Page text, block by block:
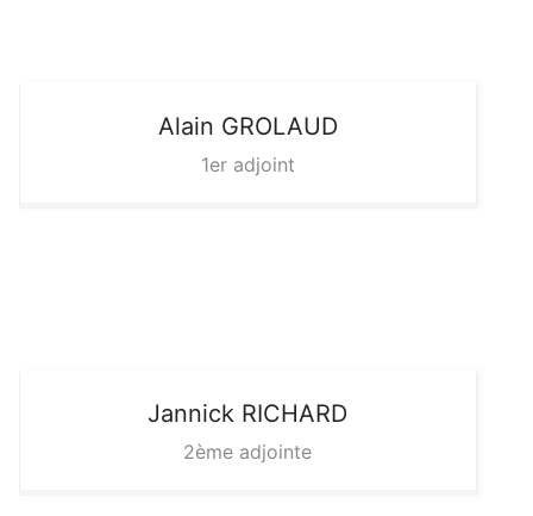
Alain GROLAUD
1er adjoint
Jannick RICHARD
2ème adjointe